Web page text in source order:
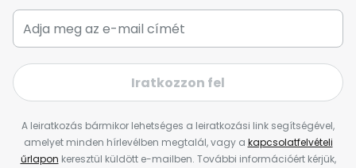
Iratkozzon fel
A leiratkozás bármikor lehetséges a leiratkozási link segítségével,
amelyet minden hírlevélben megtalál, vagy a kapcsolatfelvételi
űrlapon keresztül küldött e-mailben. További információért kérjük,